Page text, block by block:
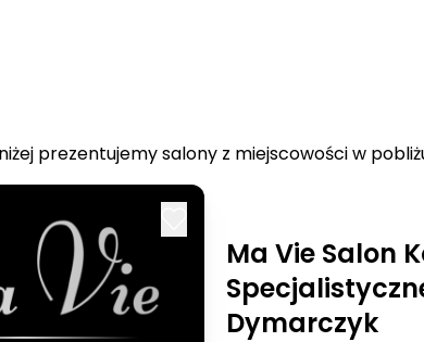
prezentujemy salony z miejscowości w
Ma Vie Salon
Dymarczyk